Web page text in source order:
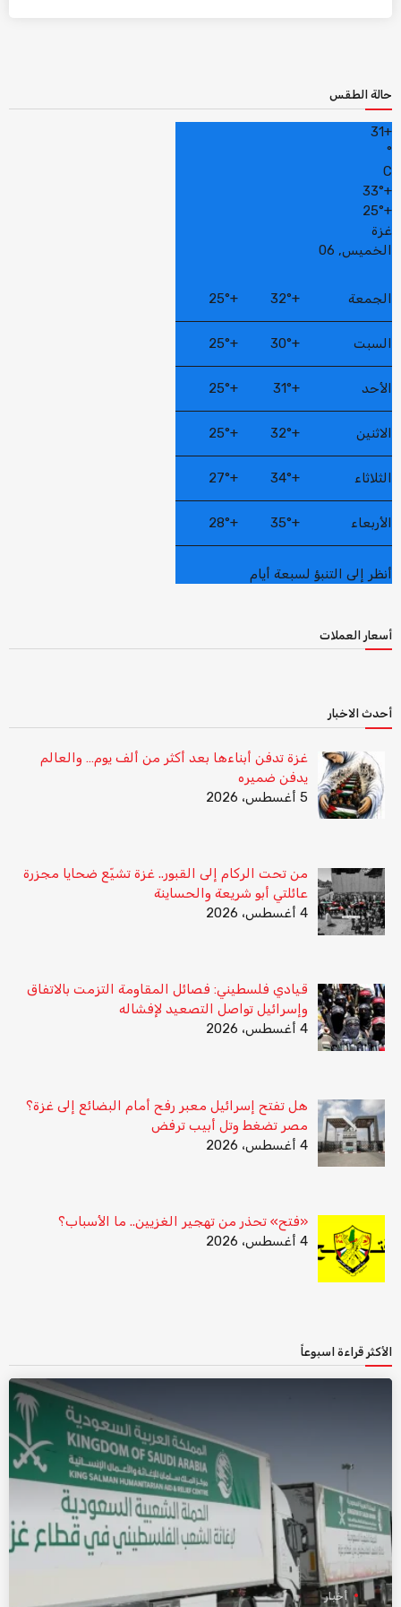
حالة الطقس
+
31
°
C
+
33°
+
25°
غزة
الخميس, 06
الجمعة +
32°
+
25°
السبت +
30°
+
25°
الأحد +
31°
+
25°
الاثنين +
32°
+
25°
الثلاثاء +
34°
+
27°
الأربعاء +
35°
+
28°
أنظر إلى التنبؤ لسبعة أيام
أسعار العملات
أحدث الاخبار
غزة تدفن أبناءها بعد أكثر من ألف يوم… والعالم
يدفن ضميره
5 أغسطس، 2026
من تحت الركام إلى القبور.. غزة تشيّع ضحايا مجزرة
عائلتي أبو شريعة والحساينة
4 أغسطس، 2026
قيادي فلسطيني: فصائل المقاومة التزمت بالاتفاق
وإسرائيل تواصل التصعيد لإفشاله
4 أغسطس، 2026
هل تفتح إسرائيل معبر رفح أمام البضائع إلى غزة؟
مصر تضغط وتل أبيب ترفض
4 أغسطس، 2026
«فتح» تحذر من تهجير الغزيين.. ما الأسباب؟
4 أغسطس، 2026
الأكثر قراءة اسبوعاً
أخبار